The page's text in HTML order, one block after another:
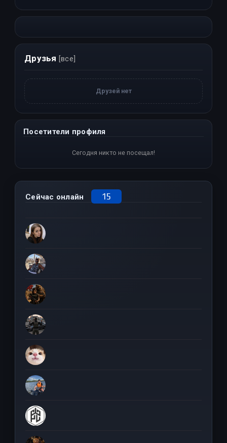
Друзья [все]
Друзей нет
Посетители профиля
Сегодня никто не посещал!
Сейчас онлайн 15